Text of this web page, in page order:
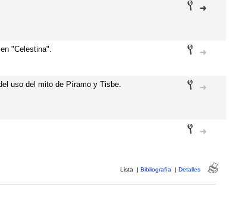
"Celestina".
uso del mito de Píramo y Tisbe.
Lista | Bibliografía | Detalles